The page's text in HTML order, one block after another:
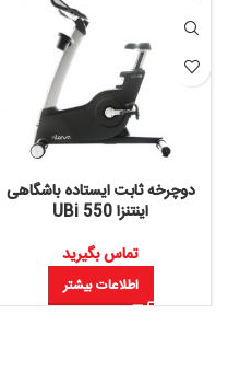
دوچرخه ثابت ایستاده باشگاهی
اینتنزا UBi 550
تماس بگیرید
اطلاعات بیشتر